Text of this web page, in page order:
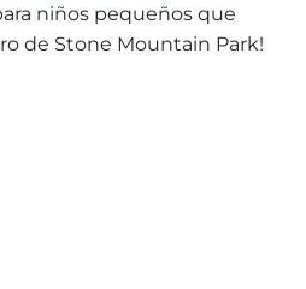
niños pequeños que
de Stone Mountain Park!